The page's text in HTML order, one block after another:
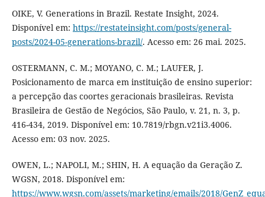
OIKE, V. Generations in Brazil. Restate Insight, 2024.
Disponível em: https://restateinsight.com/posts/general-
posts/2024-05-generations-brazil/. Acesso em: 26 mai. 2025.
OSTERMANN, C. M.; MOYANO, C. M.; LAUFER, J.
Posicionamento de marca em instituição de ensino superior:
a percepção das coortes geracionais brasileiras. Revista
Brasileira de Gestão de Negócios, São Paulo, v. 21, n. 3, p.
416-434, 2019. Disponível em: 10.7819/rbgn.v21i3.4006.
Acesso em: 03 nov. 2025.
OWEN, L.; NAPOLI, M.; SHIN, H. A equação da Geração Z.
WGSN, 2018. Disponível em:
https://www.wgsn.com/assets/marketing/emails/2018/